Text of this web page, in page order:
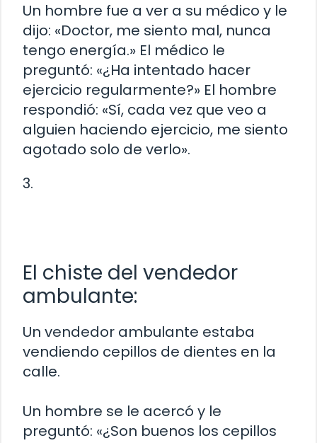
Un hombre fue a ver a su médico y le
dijo: «Doctor, me siento mal, nunca
tengo energía.» El médico le
preguntó: «¿Ha intentado hacer
ejercicio regularmente?» El hombre
respondió: «Sí, cada vez que veo a
alguien haciendo ejercicio, me siento
agotado solo de verlo».
3.
El chiste del vendedor
ambulante:
Un vendedor ambulante estaba
vendiendo cepillos de dientes en la
calle.
Un hombre se le acercó y le
preguntó: «¿Son buenos los cepillos